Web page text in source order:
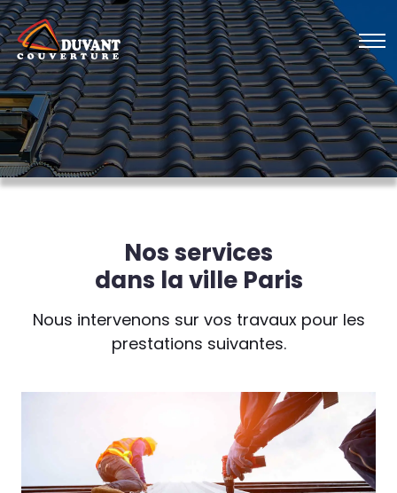
Nos services
dans la ville Paris
Nous intervenons sur vos travaux pour les
prestations suivantes.